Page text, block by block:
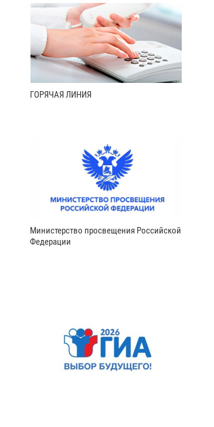
ГОРЯЧАЯ ЛИНИЯ
Министерство просвещения Российской
Федерации